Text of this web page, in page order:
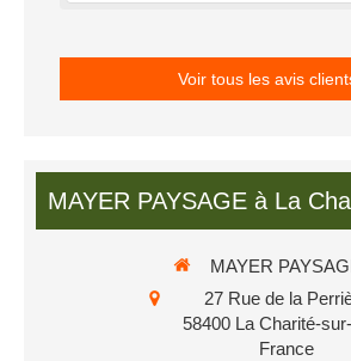
Voir tous les avis
MAYER PAYSAGE à La
MAYER
27 Rue de la
58400 La Charité-
France